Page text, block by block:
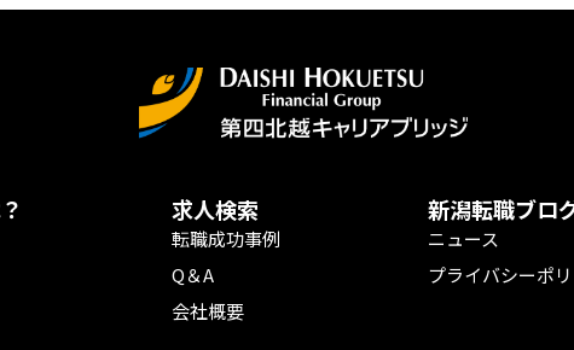
求人検索
転職成功事例
Q＆A
会社概要
新潟転職ブロ
ニュース
プライバシーポ